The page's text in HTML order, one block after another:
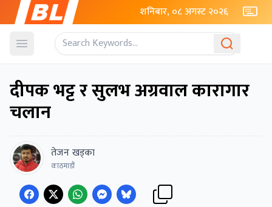
शनिबार, ०८ अगस्ट २०२६
Open menu
दीपक भट्ट र सुलभ अग्रवाल कारागार
चलान
तेजन खड्का
काठमाडौं